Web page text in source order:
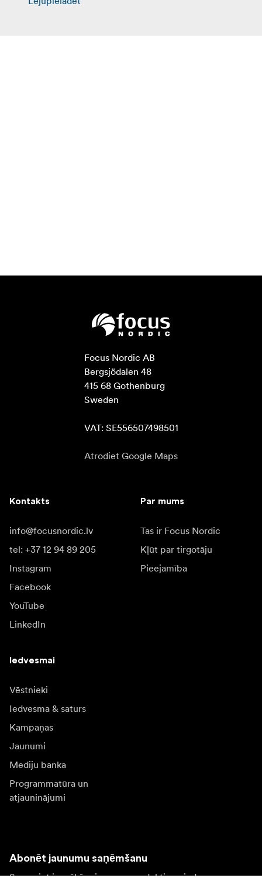
Focus Nordic AB
Bergsjödalen 48
415 68 Gothenburg
Sweden
VAT: SE556507498501
Atrodiet Google Maps
Kontakts
info@focusnordic.lv
tel: +37 12 94 89 205
Instagram
Facebook
YouTube
LinkedIn
Par mums
Tas ir Focus Nordic
Kļūt par tirgotāju
Pieejamība
Iedvesmai
Vēstnieki
Iedvesma & saturs
Kampaņas
Jaunumi
Mediju banka
Programmatūra un
atjauninājumi
Abonēt jaunumu saņēmšanu